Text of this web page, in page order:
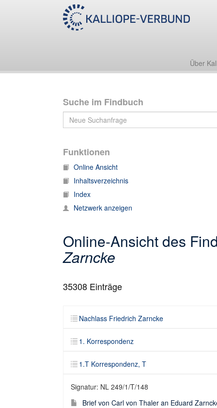
Über
Suche im Findbuch
Funktionen
Online Ansicht
Inhaltsverzeichnis
Index
Netzwerk anzeigen
Online-Ansicht des
Zarncke
35308 Einträge
Nachlass Friedrich Zarncke
1. Korrespondenz
Nachlass Friedrich Zarncke
1. Korrespondenz
1.T Korrespondenz, T
Signatur: NL 249/1/T/148
Brief von Carl von Thaler an Eduard